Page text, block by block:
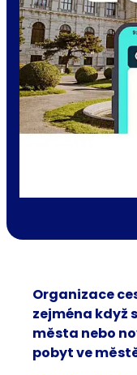
Organizace
zejména když
města nebo
pobyt ve